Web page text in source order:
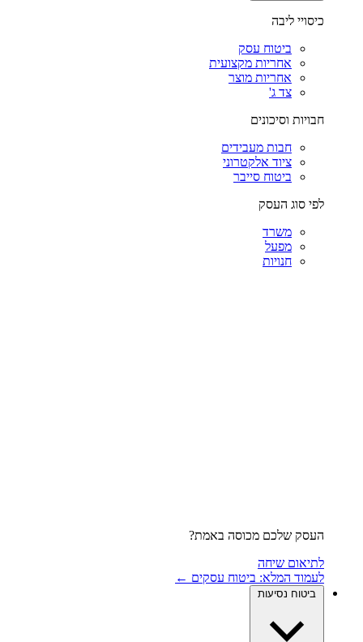
כיסויי ליבה
ביטוח עסק
אחריות מקצועית
אחריות מוצר
צד ג'
חבויות וסיכונים
חבות מעבידים
ציוד אלקטרוני
ביטוח סייבר
לפי סוג העסק
משרד
מפעל
חנויות
העסק שלכם מכוסה באמת?
לתיאום שיחה
לעמוד המלא: ביטוח עסקים ←
ביטוח נסיעות